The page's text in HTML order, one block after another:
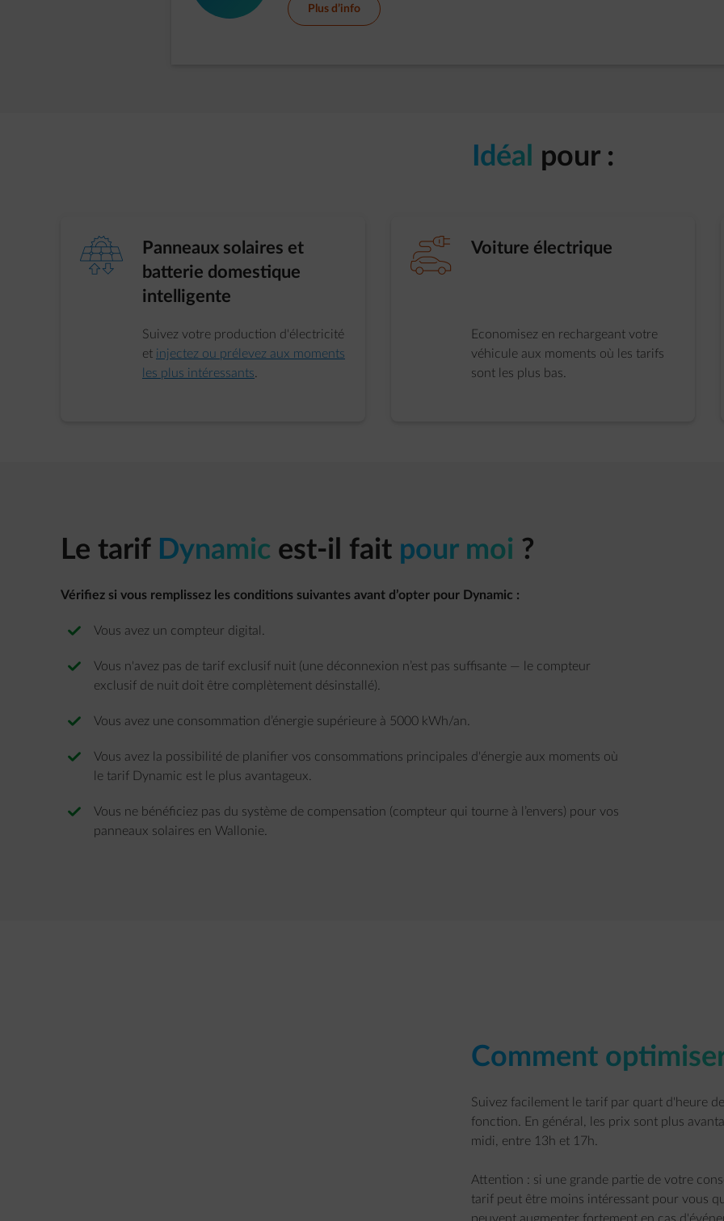
Plus d’info
Idéal pour :
element-prosume
Panneaux solaires et
batterie domestique
intelligente
Suivez votre production d'électricité
et injectez ou prélevez aux moments
les plus intéressants
element-charge-car Voiture électrique
Economisez en rechargeant votre
véhicule aux moments où les tarifs
sont les plus bas.
Le tarif Dynamic est-il fait pour moi ?
Vérifiez si vous remplissez les conditions suivantes avant d’opter pour Dynamic :
Vous avez un compteur digital.
Vous n'avez pas de tarif exclusif nuit (une déconnexion n’est pas suffisante — le compteur
exclusif de nuit doit être complètement désinstallé).
Vous avez une consommation d’énergie supérieure à 5000 kWh/an.
Vous avez la possibilité de planifier vos consommations principales d'énergie aux moments où
le tarif Dynamic est le plus avantageux.
Vous ne bénéficiez pas du système de compensation (compteur qui tourne à l’envers) pour vos
panneaux solaires en Wallonie.
Comment
Suivez facilement le tarif par quart d'heure
fonction. En général, les prix sont plus
midi, entre 13h et 17h.
Attention : si une grande partie de votre
tarif peut être moins intéressant pour vous